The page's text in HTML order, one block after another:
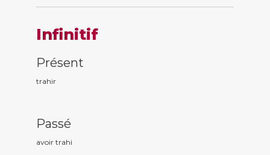
Infinitif
Présent
trahir
Passé
avoir trahi